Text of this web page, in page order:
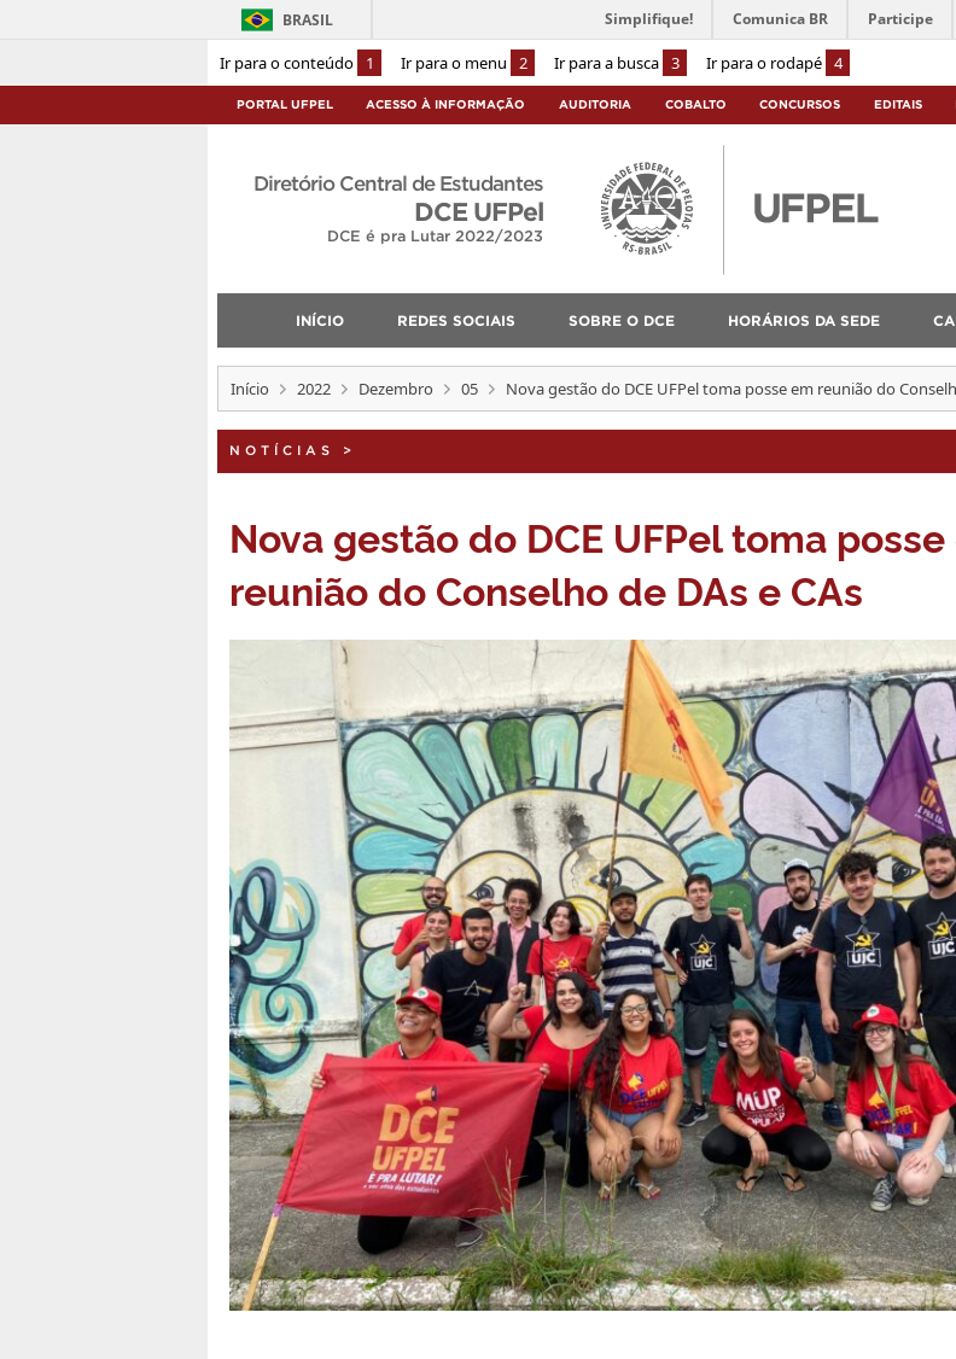
Ir para o conteúdo 1 Ir para o menu 2 Ir para a busca 3 Ir para o rodapé 4
BRASIL Simplifique! Comunica BR Participe
PORTAL UFPEL ACESSO À INFORMAÇÃO AUDITORIA COBALTO CONCURSOS EDITAIS
Diretório Central de Estudantes
DCE UFPel
DCE é pra Lutar 2022/2023
INÍCIO REDES SOCIAIS SOBRE O DCE HORÁRIOS DA SEDE
Início 2022 Dezembro 05 Nova gestão do DCE UFPel toma posse em reunião do
NOTÍCIAS >
Nova gestão do DCE UFPel toma
reunião do Conselho de DAs e CAs